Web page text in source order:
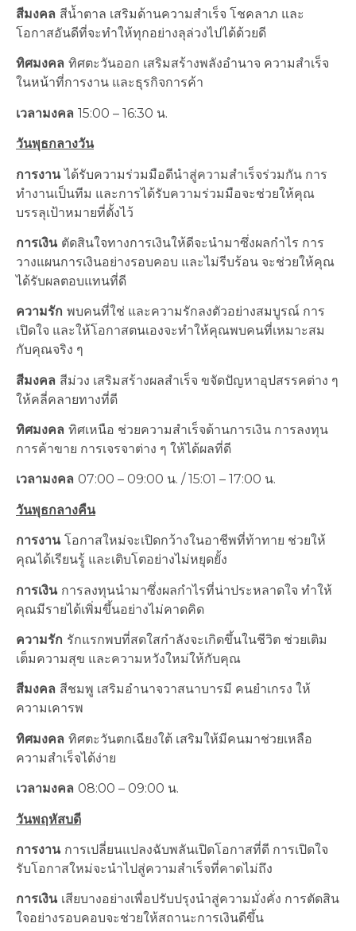
สีมงคล สีน้ำตาล เสริมด้านความสำเร็จ โชคลาภ และ
โอกาสอันดีที่จะทำให้ทุกอย่างลุล่วงไปได้ด้วยดี
ทิศมงคล ทิศตะวันออก เสริมสร้างพลังอำนาจ ความสำเร็จ
ในหน้าที่การงาน และธุรกิจการค้า
เวลามงคล 15:00 – 16:30 น.
วันพุธกลางวัน
การงานได้รับความร่วมมือดีนำสู่ความสำเร็จร่วมกัน การ
ทำงานเป็นทีม และการได้รับความร่วมมือจะช่วยให้คุณ
บรรลุเป้าหมายที่ตั้งไว้
การเงิน ตัดสินใจทางการเงินให้ดีจะนำมาซึ่งผลกำไร การ
วางแผนการเงินอย่างรอบคอบ และไม่รีบร้อน จะช่วยให้คุณ
ได้รับผลตอบแทนที่ดี
ความรัก พบคนที่ใช่ และความรักลงตัวอย่างสมบูรณ์ การ
เปิดใจ และให้โอกาสตนเองจะทำให้คุณพบคนที่เหมาะสม
กับคุณจริง ๆ
สีมงคล สีม่วง เสริมสร้างผลสำเร็จ ขจัดปัญหาอุปสรรคต่าง ๆ
ให้คลี่คลายทางที่ดี
ทิศมงคล ทิศเหนือ ช่วยความสำเร็จด้านการเงิน การลงทุน
การค้าขาย การเจรจาต่าง ๆ ให้ได้ผลที่ดี
เวลามงคล 07:00 – 09:00 น. / 15:01 – 17:00 น.
วันพุธกลางคืน
การงาน โอกาสใหม่จะเปิดกว้างในอาชีพที่ท้าทาย ช่วยให้
คุณได้เรียนรู้ และเติบโตอย่างไม่หยุดยั้ง
การเงิน การลงทุนนำมาซึ่งผลกำไรที่น่าประหลาดใจ ทำให้
คุณมีรายได้เพิ่มขึ้นอย่างไม่คาดคิด
ความรัก รักแรกพบที่สดใสกำลังจะเกิดขึ้นในชีวิต ช่วยเติม
เต็มความสุข และความหวังใหม่ให้กับคุณ
สีมงคล สีชมพู เสริมอำนาจวาสนาบารมี คนยำเกรง ให้
ความเคารพ
ทิศมงคล ทิศตะวันตกเฉียงใต้ เสริมให้มีคนมาช่วยเหลือ
ความสำเร็จได้ง่าย
เวลามงคล 08:00 – 09:00 น.
วันพฤหัสบดี
การงาน การเปลี่ยนแปลงฉับพลันเปิดโอกาสที่ดี การเปิดใจ
รับโอกาสใหม่จะนำไปสู่ความสำเร็จที่คาดไม่ถึง
การเงิน เสียบางอย่างเพื่อปรับปรุงนำสู่ความมั่งคั่ง การตัดสิน
ใจอย่างรอบคอบจะช่วยให้สถานะการเงินดีขึ้น